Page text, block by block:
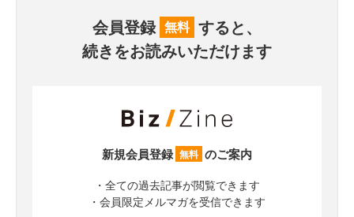
会員登録 無料 すると、
続きをお読みいただけます
新規会員登録 無料 のご案内
・全ての過去記事が閲覧できます
・会員限定メルマガを受信できます